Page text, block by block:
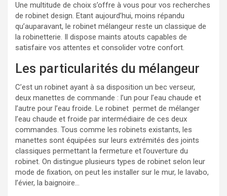
Une multitude de choix s’offre à vous pour vos recherches
de robinet design. Etant aujourd’hui, moins répandu
qu’auparavant, le robinet mélangeur reste un classique de
la robinetterie. Il dispose maints atouts capables de
satisfaire vos attentes et consolider votre confort.
Les particularités du mélangeur
C’est un robinet ayant à sa disposition un bec verseur,
deux manettes de commande : l’un pour l’eau chaude et
l’autre pour l’eau froide. Le robinet permet de mélanger
l’eau chaude et froide par intermédiaire de ces deux
commandes. Tous comme les robinets existants, les
manettes sont équipées sur leurs extrémités des joints
classiques permettant la fermeture et l’ouverture du
robinet. On distingue plusieurs types de robinet selon leur
mode de fixation, on peut les installer sur le mur, le lavabo,
l’évier, la baignoire…